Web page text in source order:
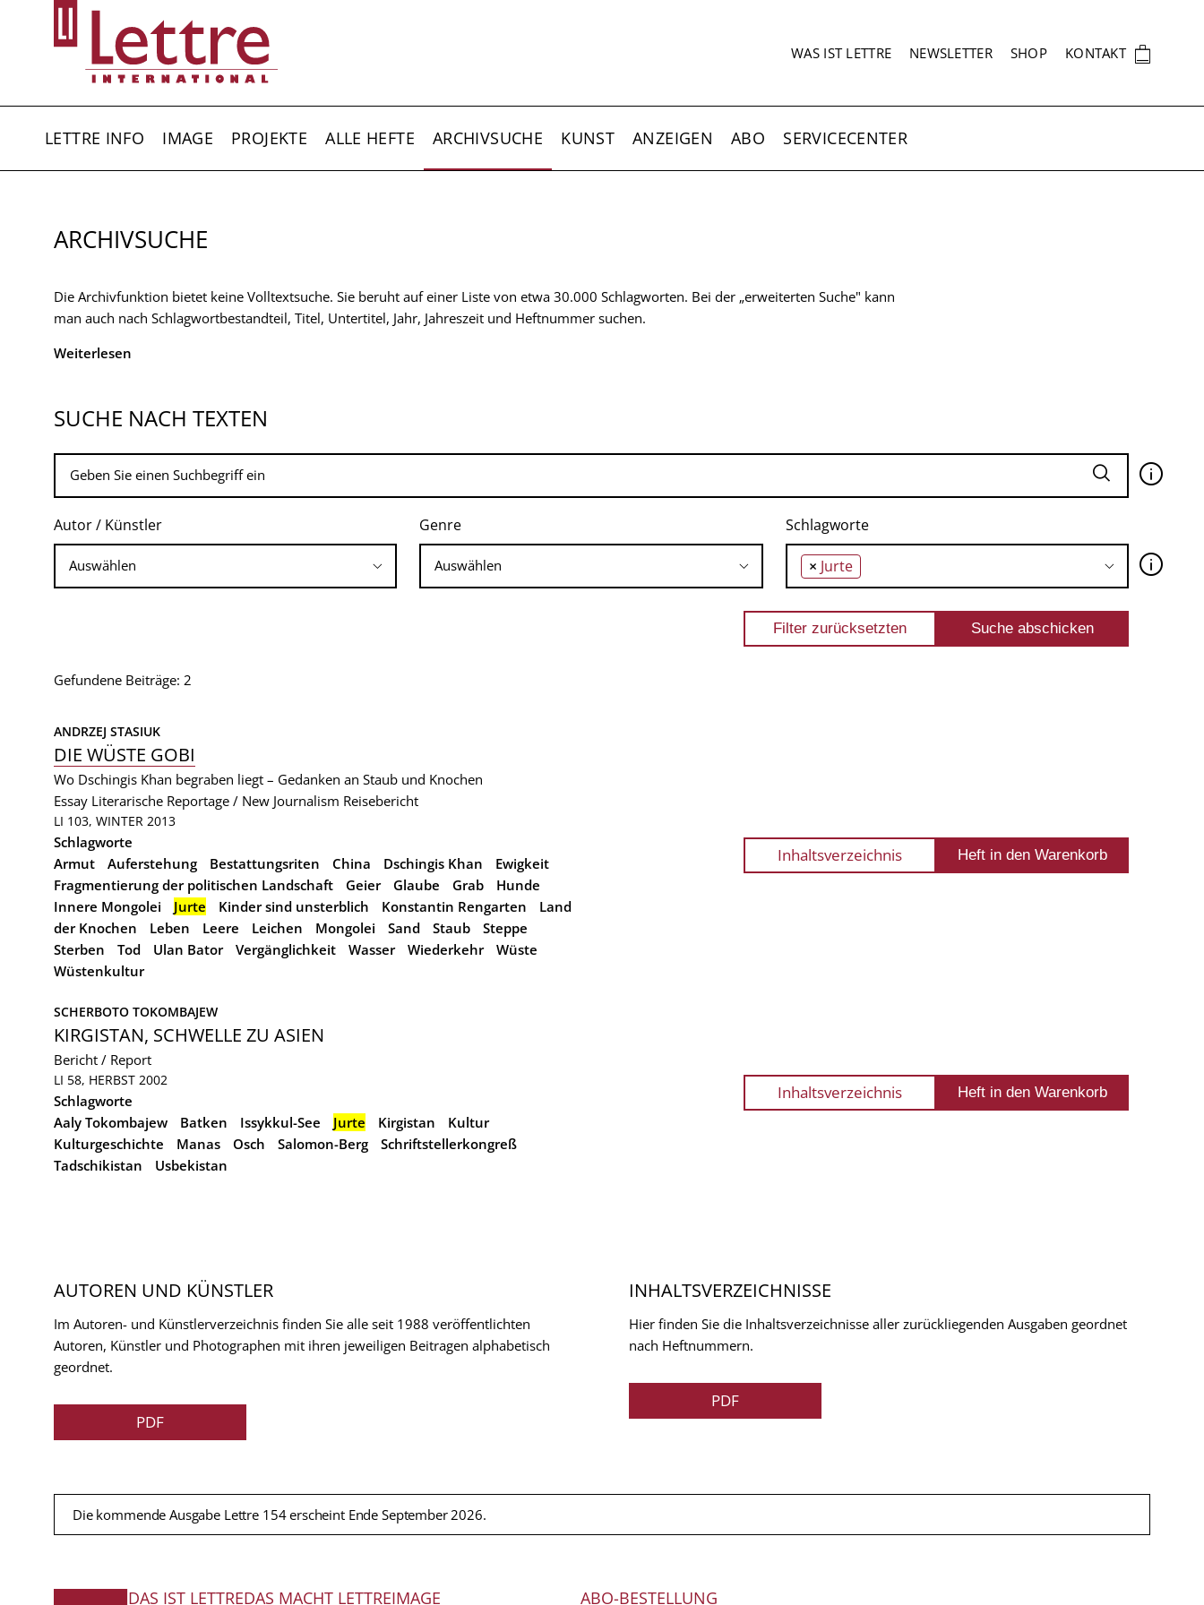
SEKUNDÄRNAVIGATION
WAS IST LETTRE NEWSLETTER SHOP KONTAKT 🛍
LETTRE INFO IMAGE PROJEKTE ALLE HEFTE ARCHIVSUCHE KUNST ANZEIGEN ABO SERVICECENTER
ARCHIVSUCHE
Die Archivfunktion bietet keine Volltextsuche. Sie beruht auf einer Liste von etwa 30.000 Schlagworten. Bei der „erweiterten Suche" kann
man auch nach Schlagwortbestandteil, Titel, Untertitel, Jahr, Jahreszeit und Heftnummer suchen.
Weiterlesen
SUCHE NACH TEXTEN
🛈
Autor / Künstler Genre Schlagworte
× Jurte 🛈
Gefundene Beiträge: 2
ANDRZEJ STASIUK
DIE WÜSTE GOBI
Wo Dschingis Khan begraben liegt – Gedanken an Staub und Knochen
Essay Literarische Reportage / New Journalism Reisebericht
LI 103, WINTER 2013
Schlagworte
Armut
Auferstehung Bestattungsriten China Dschingis Khan
Ewigkeit
Fragmentierung der politischen Landschaft
Geier Glaube Grab
Hunde
Innere Mongolei
Jurte Kinder sind unsterblich Konstantin Rengarten
Land
der Knochen
Leben Leere Leichen Mongolei Sand Staub
Steppe
Sterben
Tod Ulan Bator Vergänglichkeit Wasser Wiederkehr
Wüste
Wüstenkultur
Inhaltsverzeichnis
SCHERBOTO TOKOMBAJEW
KIRGISTAN, SCHWELLE ZU ASIEN
Bericht / Report
LI 58, HERBST 2002
Schlagworte
Aaly Tokombajew
Batken Issykkul-See Jurte Kirgistan
Kultur
Kulturgeschichte
Manas Osch Salomon-Berg
Schriftstellerkongreß
Tadschikistan
Usbekistan
Inhaltsverzeichnis
AUTOREN UND KÜNSTLER
Im Autoren- und Künstlerverzeichnis finden Sie alle seit 1988 veröffentlichten
Autoren, Künstler und Photographen mit ihren jeweiligen Beitragen alphabetisch
geordnet.
PDF
INHALTSVERZEICHNISSE
Hier finden Sie die Inhaltsverzeichnisse aller zurückliegenden Ausgaben geordnet
nach Heftnummern.
PDF
Die kommende Ausgabe Lettre 154 erscheint Ende September 2026.
DAS IST LETTREDAS MACHT LETTREIMAGE ABO-BESTELLUNG